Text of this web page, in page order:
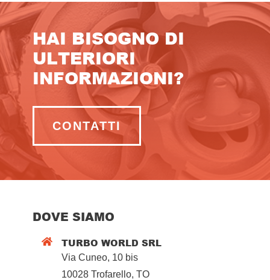
HAI BISOGNO DI
ULTERIORI
INFORMAZIONI?
CONTATTI
DOVE SIAMO
 TURBO WORLD SRL
Via Cuneo, 10 bis
10028 Trofarello, TO